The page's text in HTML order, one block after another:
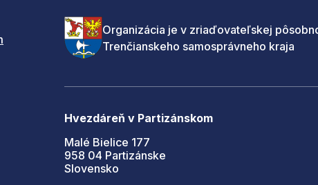
Organizácia je v zriaďovateľskej
Trenčianskeho samosprávneho kraja
Hvezdáreň v Partizánskom
Malé Bielice 177
958 04 Partizánske
Slovensko